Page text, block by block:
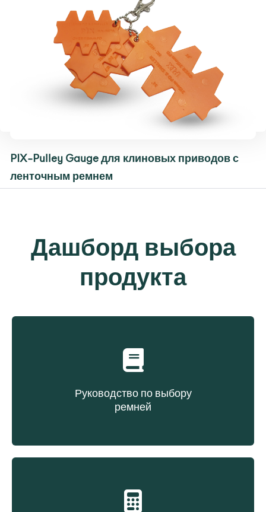
PIX-Pulley Gauge для клиновых приводов с
ленточным ремнем
Дашборд выбора
продукта
Руководство по выбору
ремней